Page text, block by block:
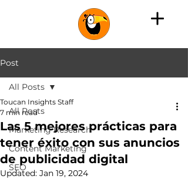
Post
All Posts
Marketing Research
Content Marketing
SEO
All Posts
Las 5 mejores prácticas para
tener éxito con sus anuncios
de publicidad digital
Toucan Insights Staff
7 min read
Updated: Jan 19, 2024